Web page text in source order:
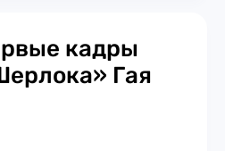
кадры
Гая